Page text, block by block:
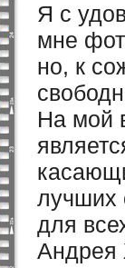
Я с
мне
но, к
На мой
лучших
для
Андрея